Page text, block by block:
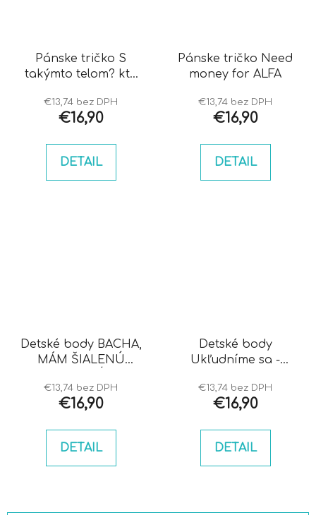
Pánske tričko S
takýmto telom? kto
€13,74 bez DPH
€16,90
DETAIL
Pánske tričko Need
money for ALFA
€13,74 bez DPH
€16,90
DETAIL
Detské body BACHA,
MÁM ŠIALENÚ
€13,74 bez DPH
€16,90
DETAIL
Detské body
Ukľudníme sa -
€13,74 bez DPH
€16,90
DETAIL